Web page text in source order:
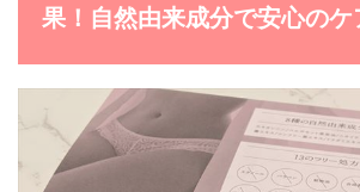
果！自然由来成分で安心のケ